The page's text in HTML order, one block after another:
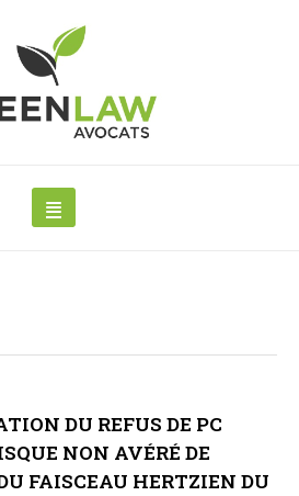
DU REFUS DE PC
NON AVÉRÉ DE
FAISCEAU HERTZIEN DU